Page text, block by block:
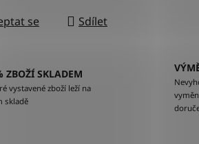
se Sdílet
ZBOŽÍ SKLADEM
vystavené zboží leží na
skladě